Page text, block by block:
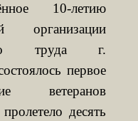
10-летию
организации
труда г.
первое
ветеранов
десять